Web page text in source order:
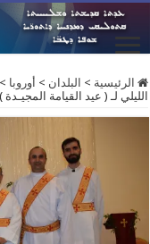
الرئيسية > البلدان > أوروبا >
الليلي لـ ( عيد القيامة